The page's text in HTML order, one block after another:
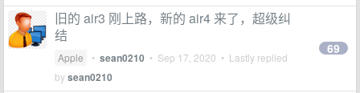
旧的 air3 刚上路，新的 air4 来了，超级纠
结
Apple • sean0210 • Sep 17, 2020 • Lastly replied
bysean0210
69